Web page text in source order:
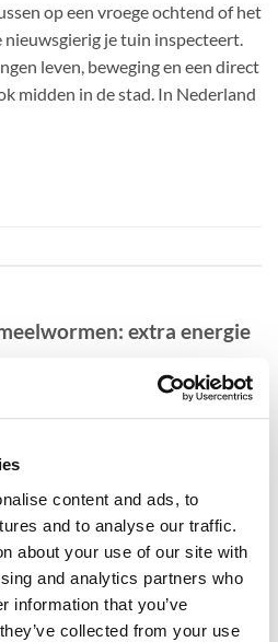
content and ads, to
and to analyse our traffic.
about your use of our site with
and analytics partners who
information that you’ve
collected from your use
op een vroege ochtend of het
je tuin inspecteert.
leven, beweging en een direct
midden in de stad. In Nederland
extra energie
DOORTHEBIRDFAMILY